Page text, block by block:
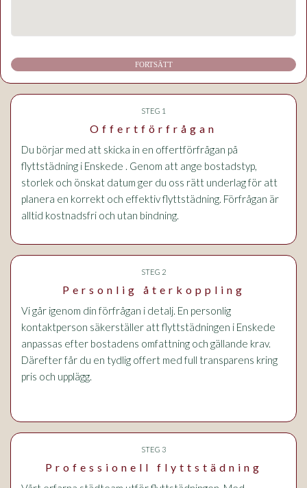
FORTSÄTT
STEG 1
Offertförfrågan
Du börjar med att skicka in en offertförfrågan på
flyttstädning i Enskede . Genom att ange bostadstyp,
storlek och önskat datum ger du oss rätt underlag för att
planera en korrekt och effektiv flyttstädning. Förfrågan är
alltid kostnadsfri och utan bindning.
STEG 2
Personlig återkoppling
Vi går igenom din förfrågan i detalj. En personlig
kontaktperson säkerställer att flyttstädningen i Enskede
anpassas efter bostadens omfattning och gällande krav.
Därefter får du en tydlig offert med full transparens kring
pris och upplägg.
STEG 3
Professionell flyttstädning